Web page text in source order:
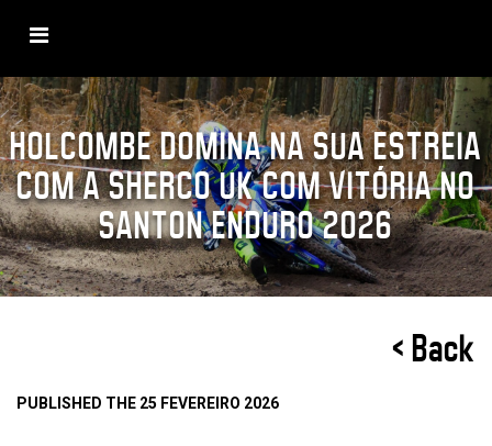
HOLCOMBE DOMINA NA SUA ESTREIA
COM A SHERCO UK COM VITÓRIA NO
SANTON ENDURO 2026
< Back
PUBLISHED THE 25 FEVEREIRO 2026